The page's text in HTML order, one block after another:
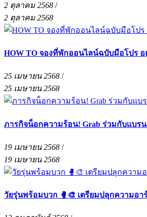
2 ตุลาคม 2568 /
2 ตุลาคม 2568
HOW TO จองที่พักออนไลน์ฉบับมือโปร อ
25 เมษายน 2568 /
25 เมษายน 2568
ภารกิจน็อกความร้อน! Grab ร่วมกับแบร
19 เมษายน 2568 /
19 เมษายน 2568
วัยรุ่นพร้อมบวก 🥊🎨 เตรียมปลุกความอา